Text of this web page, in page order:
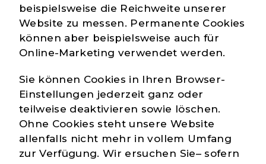
beispielsweise die Reichweite unserer
Website zu messen. Permanente Cookies
können aber beispielsweise auch für
Online-Marketing verwendet werden.
Sie können Cookies in Ihren Browser-
Einstellungen jederzeit ganz oder
teilweise deaktivieren sowie löschen.
Ohne Cookies steht unsere Website
allenfalls nicht mehr in vollem Umfang
zur Verfügung. Wir ersuchen Sie– sofern